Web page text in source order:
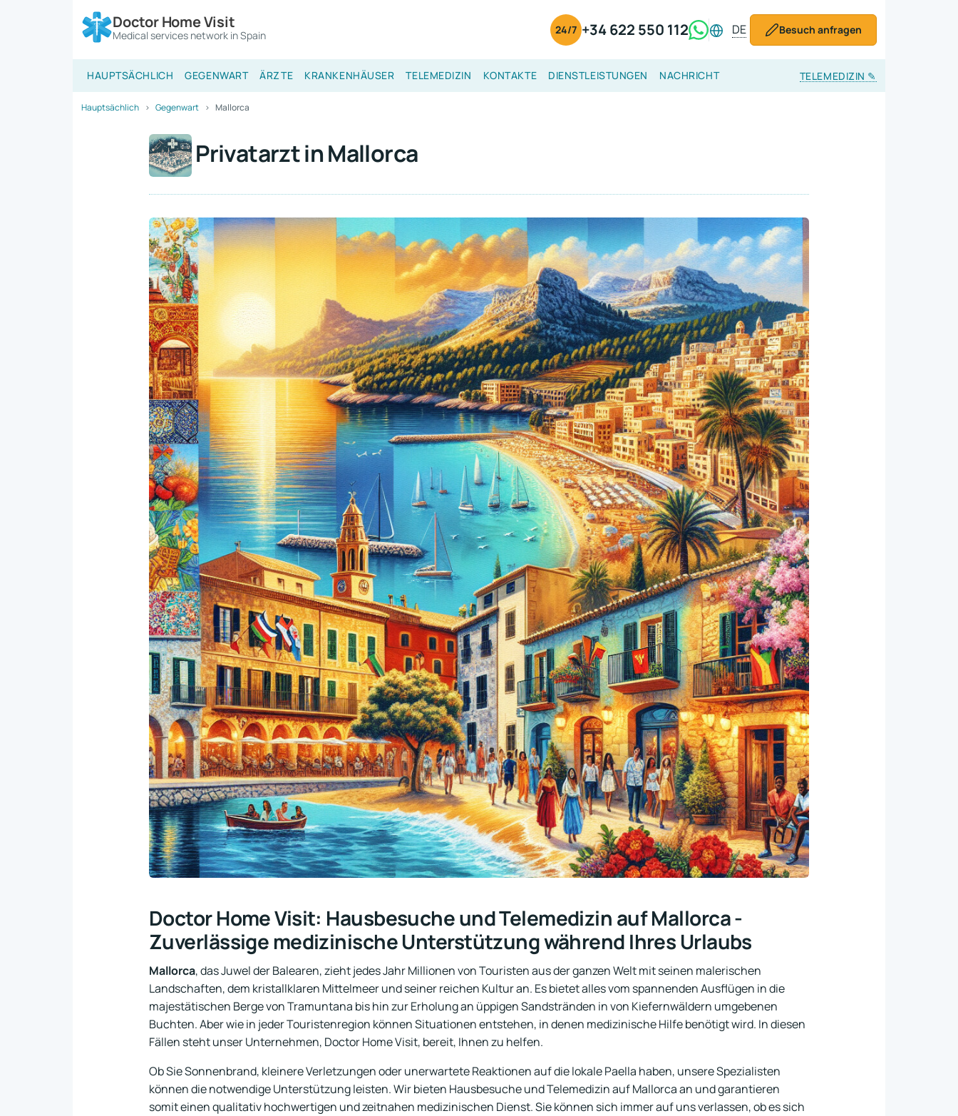
Doctor Home Visit
Medical services network in Spain 24/7 +34 622 550 112 DE Besuch anfragen
HAUPTSÄCHLICH GEGENWART ÄRZTE KRANKENHÄUSER TELEMEDIZIN KONTAKTE DIENSTLEISTUNGEN NACHRICHT TELEMEDIZIN ✎
Hauptsächlich Gegenwart Mallorca
Privatarzt in Mallorca
Doctor Home Visit: Hausbesuche und Telemedizin auf Mallorca -
Zuverlässige medizinische Unterstützung während Ihres Urlaubs
Mallorca, das Juwel der Balearen, zieht jedes Jahr Millionen von Touristen aus der ganzen Welt mit seinen malerischen
Landschaften, dem kristallklaren Mittelmeer und seiner reichen Kultur an. Es bietet alles vom spannenden Ausflügen in die
majestätischen Berge von Tramuntana bis hin zur Erholung an üppigen Sandstränden in von Kiefernwäldern umgebenen
Buchten. Aber wie in jeder Touristenregion können Situationen entstehen, in denen medizinische Hilfe benötigt wird. In diesen
Fällen steht unser Unternehmen, Doctor Home Visit, bereit, Ihnen zu helfen.
Ob Sie Sonnenbrand, kleinere Verletzungen oder unerwartete Reaktionen auf die lokale Paella haben, unsere Spezialisten
können die notwendige Unterstützung leisten. Wir bieten Hausbesuche und Telemedizin auf Mallorca an und garantieren
somit einen qualitativ hochwertigen und zeitnahen medizinischen Dienst. Sie können sich immer auf uns verlassen, ob es sich